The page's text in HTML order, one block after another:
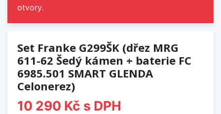
otvory.
Set Franke G299ŠK (dřez MRG
611-62 Šedý kámen + baterie FC
6985.501 SMART GLENDA
Celonerez)
10 290 Kč s DPH